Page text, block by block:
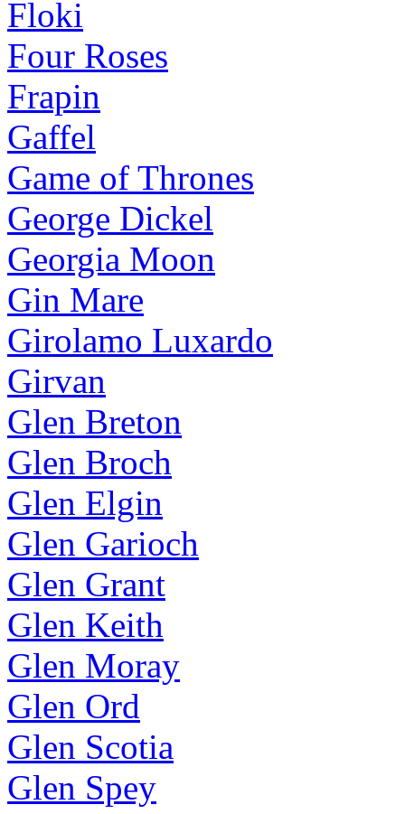
Floki
Four Roses
Frapin
Gaffel
Game of Thrones
George Dickel
Georgia Moon
Gin Mare
Girolamo Luxardo
Girvan
Glen Breton
Glen Broch
Glen Elgin
Glen Garioch
Glen Grant
Glen Keith
Glen Moray
Glen Ord
Glen Scotia
Glen Spey